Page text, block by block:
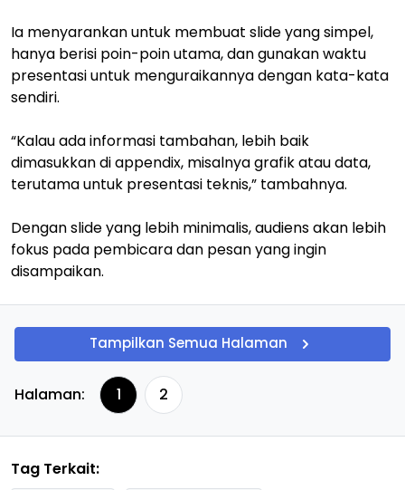
Ia menyarankan untuk membuat slide yang simpel,
hanya berisi poin-poin utama, dan gunakan waktu
presentasi untuk menguraikannya dengan kata-kata
sendiri.
“Kalau ada informasi tambahan, lebih baik
dimasukkan di appendix, misalnya grafik atau data,
terutama untuk presentasi teknis,” tambahnya.
Dengan slide yang lebih minimalis, audiens akan lebih
fokus pada pembicara dan pesan yang ingin
disampaikan.
Tampilkan Semua Halaman
Halaman: 1 2
Tag Terkait: